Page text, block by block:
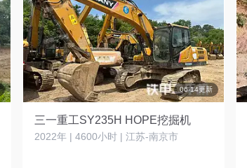
06-14更新
三一重工SY235H HOPE挖掘机
2022年 | 4600小时 | 江苏-南京市